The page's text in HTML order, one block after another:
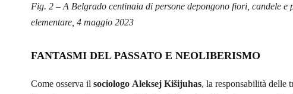
Fig. 2 – A Belgrado centinaia di persone depongono fiori, candele
elementare, 4 maggio 2023
FANTASMI DEL PASSATO E NEOLIBERISMO
Come osserva il sociologo Aleksej Kišijuhas, la responsabilità delle